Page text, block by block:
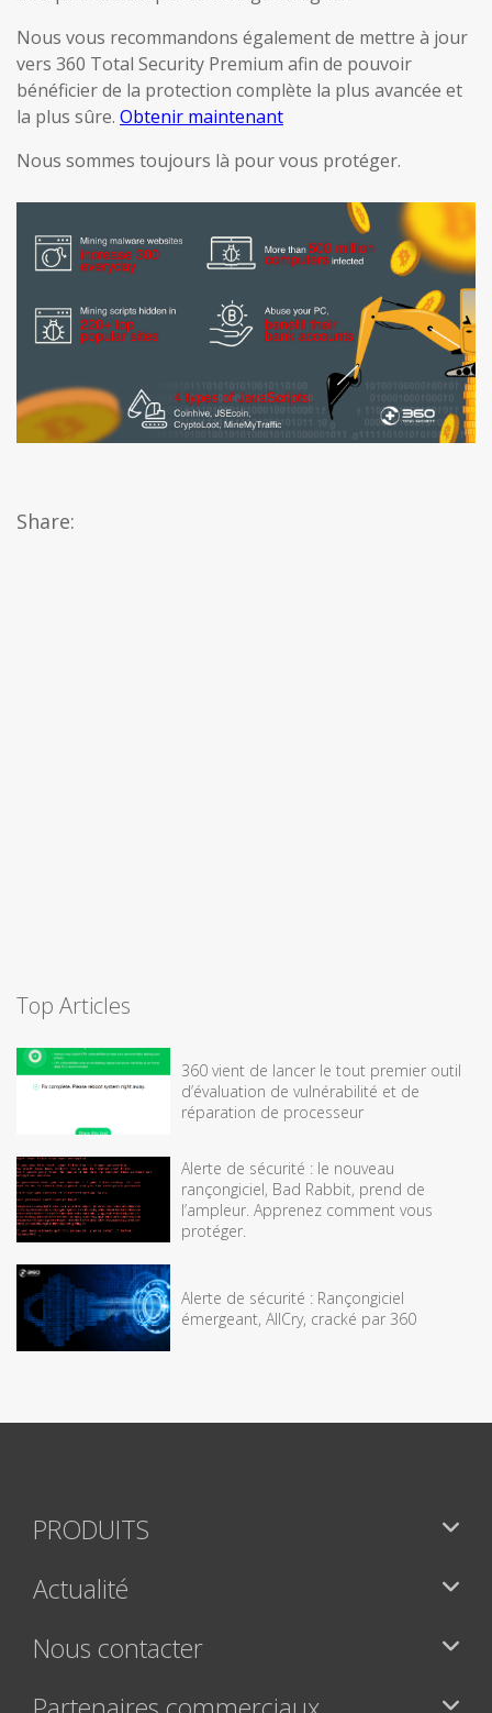
Nous vous recommandons également de mettre à jour
vers 360 Total Security Premium afin de pouvoir
bénéficier de la protection complète la plus avancée et
la plus sûre. Obtenir maintenant
Nous sommes toujours là pour vous protéger.
Share:
Top Articles
360 vient de lancer le tout premier outil
d’évaluation de vulnérabilité et de
réparation de processeur
Alerte de sécurité : le nouveau
rançongiciel, Bad Rabbit, prend de
l’ampleur. Apprenez comment vous
protéger.
Alerte de sécurité : Rançongiciel
émergeant, AllCry, cracké par 360
PRODUITS
Actualité
Nous contacter